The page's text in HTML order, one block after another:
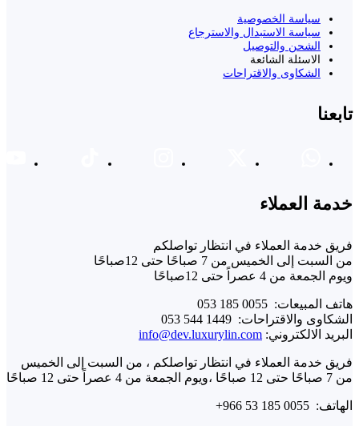
سياسة الخصوصية
سياسة الاستبدال والاسترجاع
الشحن والتوصيل
الاسئلة الشائعة
الشكاوى والاقتراحات
تابعنا
خدمة العملاء
فريق خدمة العملاء في انتظار تواصلكم
من السبت إلى الخميس من 7 صباحًا حتى 12صباحًا
ويوم الجمعة من 4 عصراً حتى 12صباحًا
هاتف المبيعات: ⁦ 053 185 0055⁩
الشكاوى والاقتراحات: ⁦ 053 544 1449⁩
البريد الالكتروني: info@dev.luxurylin.com
فريق خدمة العملاء في انتظار تواصلكم ، من السبت إلى الخميس
من 7 صباحًا حتى 12 صباحًا ،
ويوم الجمعة من 4 عصراً حتى 12 صباحًا
الهاتف: ⁦+966 53 185 0055⁩